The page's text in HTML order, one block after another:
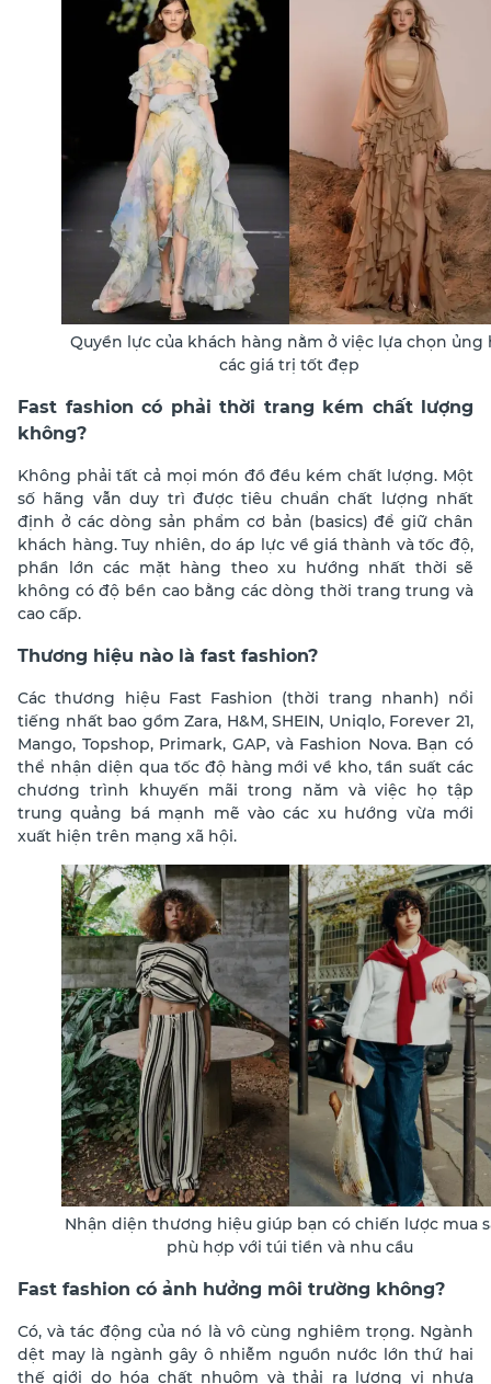
Quyền lực của khách hàng nằm ở việc lựa chọn ủng
các giá trị tốt đẹp
Fast fashion có phải thời trang kém chất lượng
không?
Không phải tất cả mọi món đồ đều kém chất lượng. Một
số hãng vẫn duy trì được tiêu chuẩn chất lượng nhất
định ở các dòng sản phẩm cơbản (basics) để giữ chân
khách hàng.Tuy nhiên, do áp lực về giá thành và tốc độ,
phần lớn các mặt hàng theo xu hướng nhất thời sẽ
không có độ bền cao bằng các dòng thời trang trung và
cao cấp.
Thương hiệu nào là fast fashion?
Các thương hiệu Fast Fashion (thời trang nhanh) nổi
tiếng nhất bao gồm Zara, H&M, SHEIN, Uniqlo, Forever 21,
Mango, Topshop, Primark, GAP, và Fashion Nova.Bạn có
thể nhận diện qua tốc độ hàng mới về kho, tần suất các
chương trình khuyến mãi trong năm và việc họ tập
trung quảng bá mạnh mẽ vào các xu hướng vừa mới
xuất hiện trên mạng xã hội.
Nhận diện thương hiệu giúp bạn có chiến lược mua
phù hợp với túi tiền và nhu cầu
Fast fashion có ảnh hưởng môi trường không?
Có, và tác động của nó là vô cùng nghiêm trọng.Ngành
dệt may là ngành gây ô nhiễm nguồn nước lớn thứ hai
thế giới do hóa chất nhuộm và thải ra lượng vi nhựa